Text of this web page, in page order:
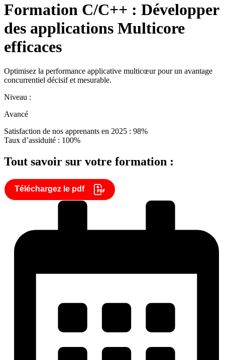
Formation C/C++ : Développer
des applications Multicore
efficaces
Optimisez la performance applicative multicœur pour un avantage
concurrentiel décisif et mesurable.
Niveau :
Avancé
Satisfaction de nos apprenants en 2025 : 98%
Taux d’assiduité : 100%
Tout savoir sur votre formation :
Téléchargez le pdf